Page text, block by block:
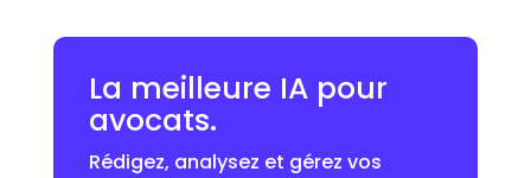
La meilleure IA pour
avocats.
Rédigez, analysez et gérez vos